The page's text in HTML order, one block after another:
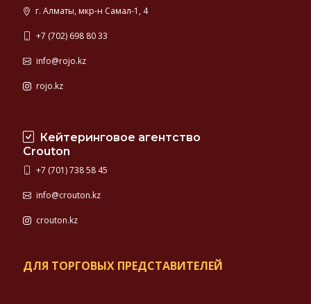
г. Алматы, мкр-н Самал-1, 4
+7 (702) 698 80 33
info@rojo.kz
rojo.kz
Кейтеринговое агентство
Crouton
+7 (701) 738 58 45
info@crouton.kz
crouton.kz
ДЛЯ ТОРГОВЫХ ПРЕДСТАВИТЕЛЕЙ